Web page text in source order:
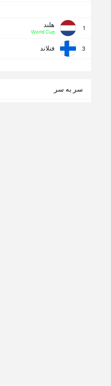
1 هلند
World Cup
3 فنلاند
سر به سر